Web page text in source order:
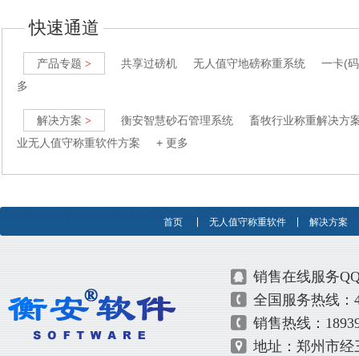
快速通道
产品专题 > 共享过磅机 无人值守地磅称重系统
一卡(
多
解决方案 > 衡安智慧砂石管理系统
畜牧行业称重解决方
业无人值守称重软件方案
+ 更多
首页 无人值守称重软件 解决方案
销售在线服务
全国服务热线：
销售热线：
地址：郑州市经